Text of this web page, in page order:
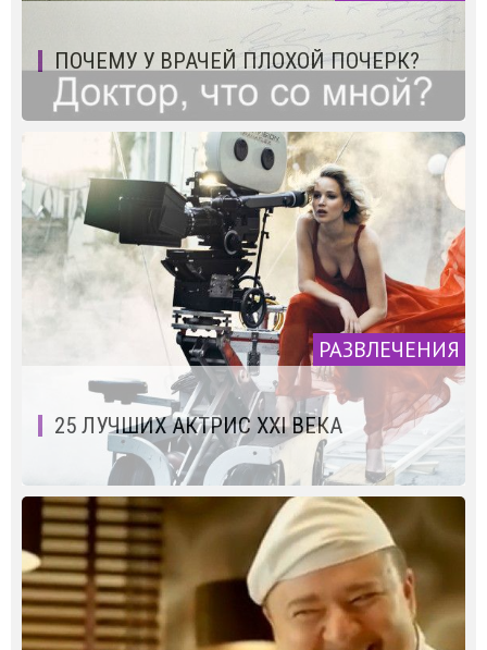
ПОЧЕМУ У ВРАЧЕЙ ПЛОХОЙ ПОЧЕРК?
РАЗВЛЕЧЕНИЯ
25 ЛУЧШИХ АКТРИС XXI ВЕКА